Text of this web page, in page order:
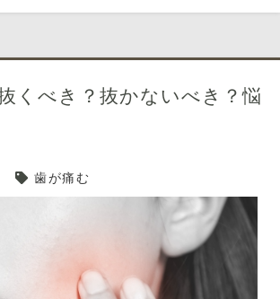
お話していこうと思います😊
みが消える理由
消えたときの注意点
くべき？抜かないべき？悩
歯が痛む